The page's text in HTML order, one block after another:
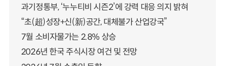
과기정통부, ‘누누티비 시즌2’에 강력 대응 의지 밝혀
“초(超)성장+신(新)공간, 대체불가 산업강국”
7월 소비자물가는 2.8% 상승
2026년 한국 주식시장 여건 및 전망